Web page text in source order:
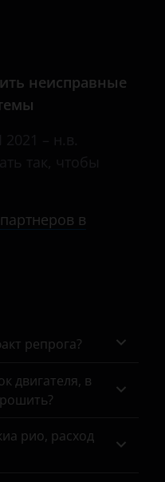
неисправные
в
репрога?
двигателя, в
рио, расход